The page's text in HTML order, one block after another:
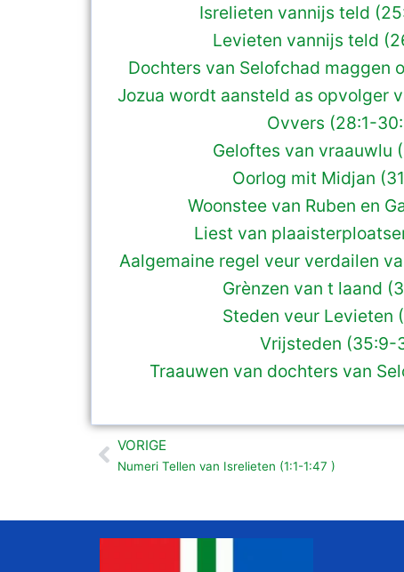
Isrelieten vannijs teld
Levieten vannijs teld
Dochters van Selofchad maggen
Jozua wordt aansteld as opvolger
Ovvers (28:1-
Geloftes van vraauwlu
Oorlog mit Midjan
Woonstee van Ruben en
Liest van
Aalgemaine regel veur verdailen
Grènzen van t laand
Steden veur Levieten
Vrijsteden (35:9-
Traauwen van dochters van
Vorige
VORIGE
Numeri Tellen van Isrelieten (1:1-1:47 )